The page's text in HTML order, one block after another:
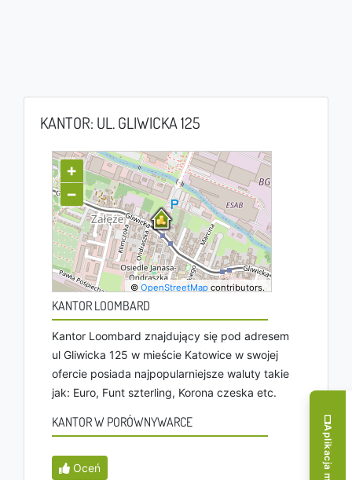
KANTOR: UL. GLIWICKA 125
+
−
©OpenStreetMap contributors.
KANTOR LOOMBARD
Kantor Loombard znajdujący się pod adresem
ul Gliwicka 125 w mieście Katowice w swojej
ofercie posiada najpopularniejsze waluty takie
jak: Euro, Funt szterling, Korona czeska etc.
KANTOR W PORÓWNYWARCE
Oceń